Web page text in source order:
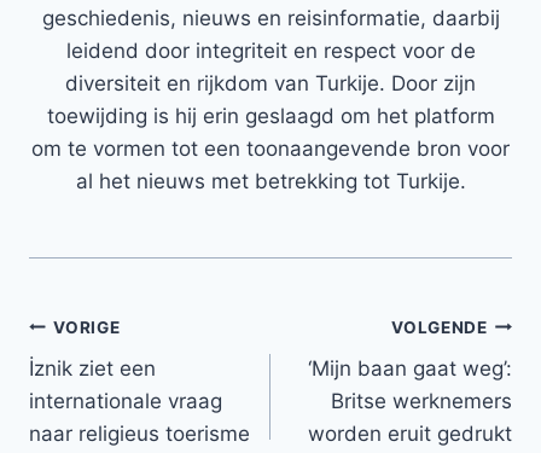
geschiedenis, nieuws en reisinformatie, daarbij
leidend door integriteit en respect voor de
diversiteit en rijkdom van Turkije. Door zijn
toewijding is hij erin geslaagd om het platform
om te vormen tot een toonaangevende bron voor
al het nieuws met betrekking tot Turkije.
Bericht
navigatie
VORIGE
İznik ziet een
internationale vraag
naar religieus toerisme
VOLGENDE
‘Mijn baan gaat weg’:
Britse werknemers
worden eruit gedrukt